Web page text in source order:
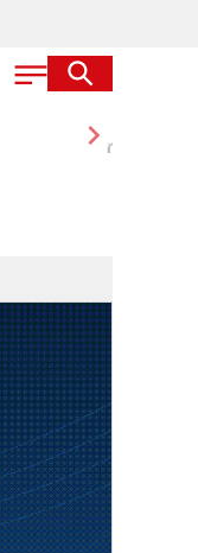
chevron_right